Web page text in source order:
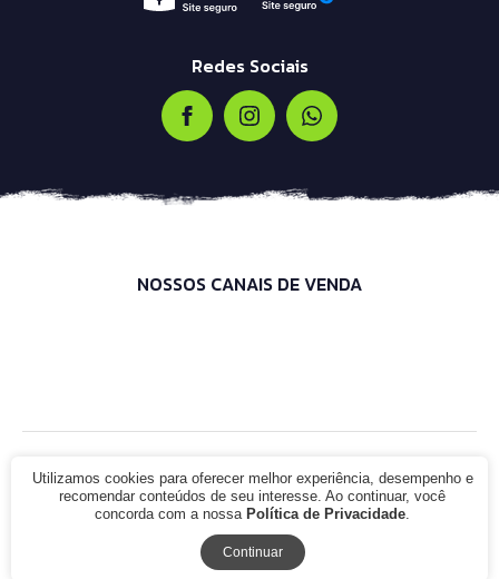
Redes Sociais
NOSSOS CANAIS DE VENDA
© 2021 - Infinity Bike Shop. CNPJ: 00.000.000/0000-00. Todos os
direitos reservados.
Utilizamos cookies para oferecer melhor experiência, desempenho e
recomendar conteúdos de seu interesse. Ao continuar, você
concorda com a nossa Política de Privacidade.
Continuar